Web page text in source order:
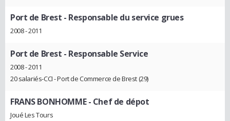
Port de Brest - Responsable du service grues
2008 - 2011
Port de Brest - Responsable Service
2008 - 2011
20 salariés-CCI - Port de Commerce de Brest (29)
FRANS BONHOMME- Chef de dépot
Joué Les Tours